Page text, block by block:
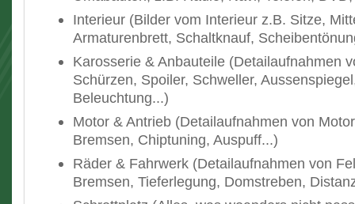
Interieur (Bilder vom Interieur z.B. Sitze,
Armaturenbrett, Schaltknauf,
Karosserie & Anbauteile (Detailaufnahmen
Schürzen, Spoiler, Schweller,
Beleuchtung...)
Motor & Antrieb (Detailaufnahmen von
Bremsen, Chiptuning, Auspuff...)
Räder & Fahrwerk (Detailaufnahmen von
Bremsen, Tieferlegung, Domstreben,